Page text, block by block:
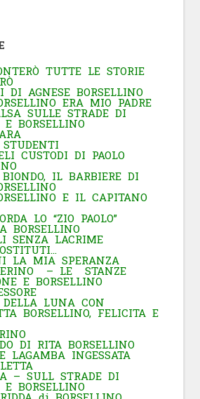
TUTTE LE STORIE
DI AGNESE BORSELLINO
ERA MIO PADRE
SULLE STRADE DI
E BORSELLINO
CUSTODI DI PAOLO
BIONDO, IL BARBIERE DI
E IL CAPITANO
LO “ZIO PAOLO”
BORSELLINO
SENZA LACRIME
LA MIA SPERANZA
– LE STANZE
E BORSELLINO
LUNA CON
BORSELLINO, FELICITA E
DI RITA BORSELLINO
LAGAMBA INGESSATA
– SULL STRADE DI
E BORSELLINO